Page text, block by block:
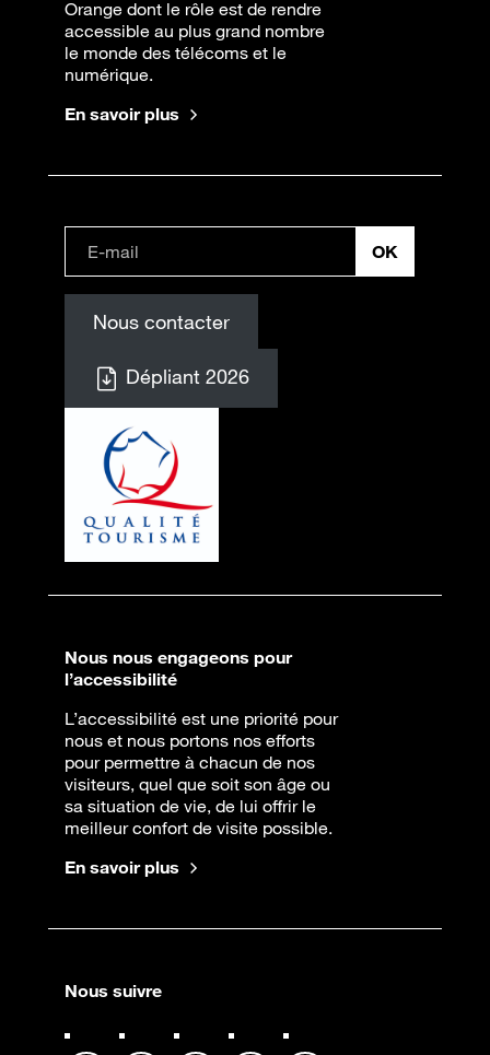
Orange dont le rôle est de rendre
accessible au plus grand nombre
le monde des télécoms et le
numérique.
En savoir plus
Nous contacter
Dépliant 2026
Nous nous engageons pour
l’accessibilité
L’accessibilité est une priorité pour
nous et nous portons nos efforts
pour permettre à chacun de nos
visiteurs, quel que soit son âge ou
sa situation de vie, de lui offrir le
meilleur confort de visite possible.
En savoir plus
Nous suivre